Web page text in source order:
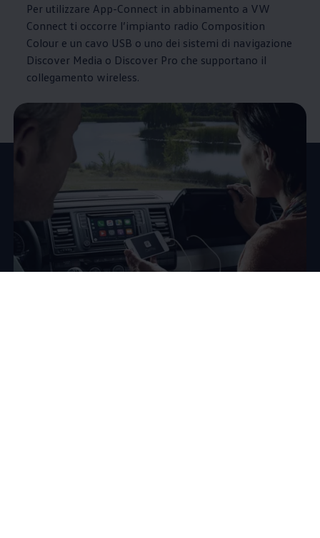
Per utilizzare App-Connect in abbinamento a VW
Connect ti occorre l’impianto radio Composition
Colour e un cavo USB o uno dei sistemi di navigazione
Discover Media o Discover Pro che supportano il
collegamento wireless.